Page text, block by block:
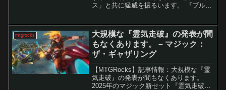
ス」と共に猛威を振るいます。 『ブルー
場しました。このデッキは独自のテーマ
とかわいらしい...
mtgrocks
大規模な『霊気走破』の発表が間
もなくあります。 – マジック：
ザ・ギャザリング
【MTGRocks】記事情報：大規模な『霊
気走破』の発表が間もなくあります。
2025年のマジック新セット『霊気走破』